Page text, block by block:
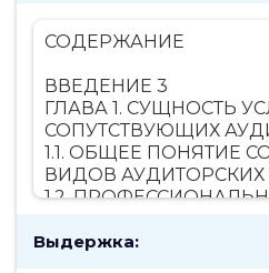
СОДЕРЖАНИЕ
ВВЕДЕНИЕ 3
ГЛАВА 1. СУЩНОСТЬ
СОПУТСТВУЮЩИХ
1.1. ОБЩЕЕ ПОНЯТИЕ
ВИДОВ АУДИТОРСКИХ
1.2.
УСЛУГ 10
Выдержка: